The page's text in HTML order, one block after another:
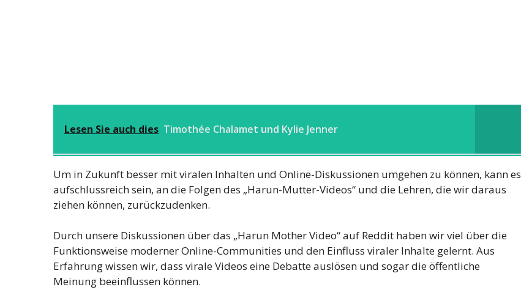
Lesen Sie auch dies Timothée Chalamet und Kylie Jenner
Um in Zukunft besser mit viralen Inhalten und Online-Diskussionen umgehen zu können, kann es
aufschlussreich sein, an die Folgen des „Harun-Mutter-Videos“ und die Lehren, die wir daraus
ziehen können, zurückzudenken.
Durch unsere Diskussionen über das „Harun Mother Video“ auf Reddit haben wir viel über die
Funktionsweise moderner Online-Communities und den Einfluss viraler Inhalte gelernt. Aus
Erfahrung wissen wir, dass virale Videos eine Debatte auslösen und sogar die öffentliche
Meinung beeinflussen können.